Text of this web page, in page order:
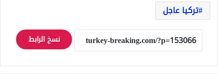
تركيا عاجل
نسخ الرابط